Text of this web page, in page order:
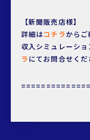
【新聞販売店様】
詳細はコチラからご
収入シミュレーショ
ラ にてお問合せくだ